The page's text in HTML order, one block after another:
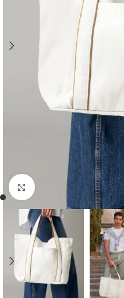
Kliknij, aby powiększyć